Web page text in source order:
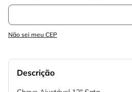
Não sei meu CEP
Descrição